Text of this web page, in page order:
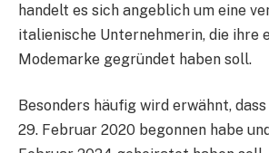
handelt es sich angeblich um eine
italienische Unternehmerin, die ihre
Modemarke gegründet haben soll.
Besonders häufig wird erwähnt,
29. Februar 2020 begonnen habe